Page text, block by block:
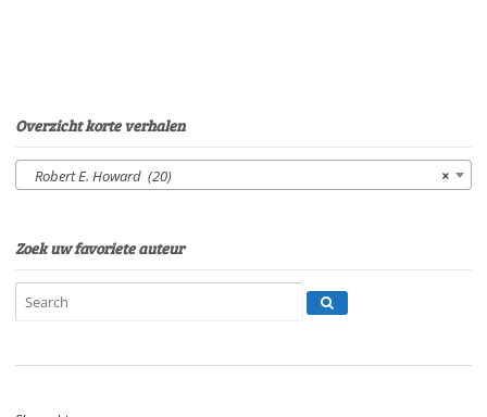
Peter
van
EerdenburgSpeelduur:
Overzicht korte verhalen
×
Robert E. Howard (20)
Zoek uw favoriete auteur